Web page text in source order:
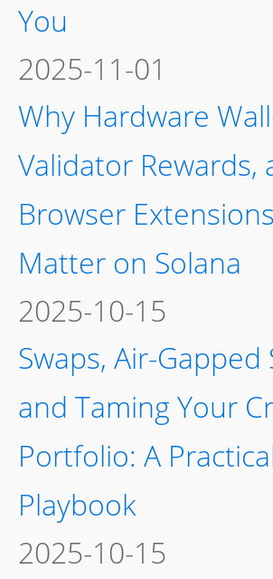
You
2025-11-01
Why Hardware
Validator Rewards,
Browser
Matter on Solana
2025-10-15
Swaps, Air-Gapped
and Taming Your
Portfolio: A
Playbook
2025-10-15